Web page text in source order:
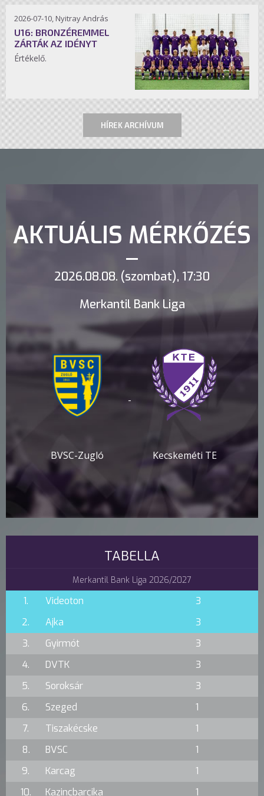
2026-07-10, Nyitray András
U16: BRONZÉREMMEL
ZÁRTÁK AZ IDÉNYT
Értékelő.
HÍREK ARCHÍVUM
AKTUÁLIS MÉRKŐZÉS
2026.08.08. (szombat), 17:30
Merkantil Bank Liga
BVSC-Zugló
-
Kecskeméti TE
TABELLA
Merkantil Bank Liga 2026/2027
1. Videoton
3
2.
Ajka
3
3.
Gyirmót
3
4.
DVTK
3
5.
Soroksár
3
6.
Szeged
1
7.
Tiszakécske
1
8.
BVSC
1
9.
Karcag
1
10.
Kazincbarcika 1